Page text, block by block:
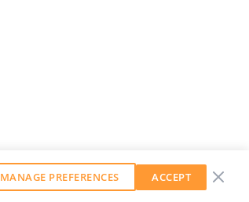
MANAGE PREFERENCES ACCEPT